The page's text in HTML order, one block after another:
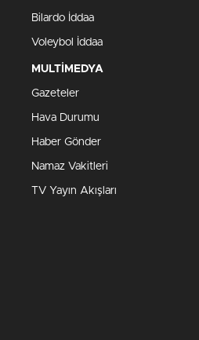
Bilardo İddaa
Voleybol İddaa
MULTİMEDYA
Gazeteler
Hava Durumu
Haber Gönder
Namaz Vakitleri
TV Yayın Akışları